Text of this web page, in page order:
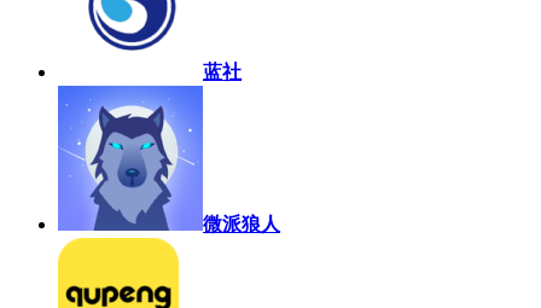
蓝社
微派狼人